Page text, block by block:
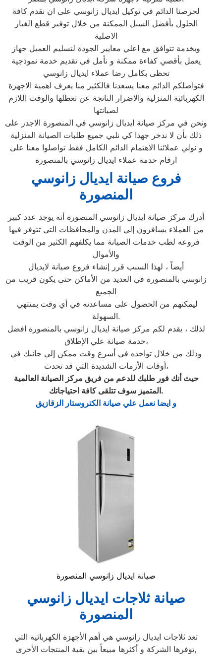
لحرصنا الدائم في توكيل ايديال زانوسي على ان نقدم كافة
الحلول بأفضل السبل الممكنة من خلال توفير قطع الغيار
الاصلية
وبخدمة تتوافق مع اعلي معايير الجودة لتسليم العميل جهاز
يعمل بأقصي كفاءة ممكنة و نأمل في تقديم خدمة نموذجية
تحظى بكامل رضا عملاء ايديال زانوسي
فتواصلكم الدائم معنا يسعدنا فالكثير منا يعرف اهمية الاجهزة
الكهربائية المنزلية والاضرار الناتجة عن تعطلها والوقت اللازم
لصيانتها
ونحن في مركز صيانة ايديال زانوسي في المنصورة الاجدر على
ذلك بأن لا ندخر جهدا كي نلبي جميع طلبات الصيانة المنزلية
و نولي عملائنا الاهتمام الدائم الكامل فقط تواصلوا معنا على
ارقام خدمة عملاء ايديال زانوسي بالمنصورة
فروع صيانة ايديال زانوسي
المنصورة
أدرك مركز صيانة ايديال زانوسي المنصورة أنه يوجد عدد كبير
من العملاء يسافرون إلي المدن والمحافظات التي تتوفر فيها
فروعه لطب خدمات الصيانة مما يكلفهم الكثير من الوقت
والأموال
أيضاً ، لهذا السبب قرر إنشاء فروع صيانة لايديال
زانوسي بالمنصورة في العديد من الأماكن حتى يكون قريب من
الجميع
السهولة.
لذلك ، يقدم لكم مركز صيانة ايديال زانوسي بالمنصورة افضل
خدمة صيانة علي الإطلاق،
وذلك من خلال تواجده في أسرع وقت ممكن إلي جانبك في
أوقات الأزمات الشديدة التي قد تحدث،
حيث أنك فور طلبك للدعم من فريق مركز الصيانة العالمية
المتميز سوف تتلقى كافة احتياجاتك.
و ايضا نعمل علي صيانة الكتروستار الزقازيق
صيانة ايديال زانوسي المنصورة
صيانة ثلاجات ايديال زانوسي
المنصورة
تعد ثلاجات ايديال زانوسي هي أهم الأجهزة الكهربائية التي
توفرها الشركة و أكثرها مبيعاً بين بقية المنتجات الأخرى,